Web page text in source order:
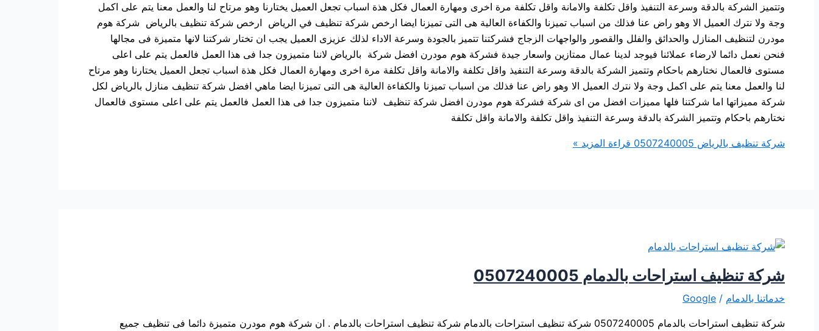
وتتميز الشركة بالدقة وسرعة التنفيذ واقل تكلفة والامانة واقل تكلفة مرة اخرى ومهارة العمال فكل هذة اسباب تجعل العميل يختارنا وهو مرتاح لنا والعمل معنا يتم على اكمل
وجة ولا نترك العميل الا وهو راض عنا فذلك من اسباب تميزنا والكفاءة العالية هى التى تميزنا ايضا ارخص شركة تنظيف في الرياض ارخص شركة تنظيف بالرياض شركة هوم
مودرن لتنظيف المنازل والحدائق والفلل والقصور والواجهات الزجاج فشركتنا تتميز بالجودة وسرعة الاداء لذلك عزيزى العميل يجب ان تختار شركتنا لانها متميزة فى مجالها
فنحن نعمل دائما لارضاء عملائنا فيوجد لدينا عمال ممتازين واسعار جيدة فشركة هوم مودرن افضل شركة بالرياض لاننا متميزون جدا فى هذا العمل فالعمل يتم على اعلى
مستوى فالعمال نختارهم باحكام وتتميز الشركة بالدقة وسرعة التنفيذ واقل تكلفة والامانة واقل تكلفة مرة اخرى ومهارة العمال فكل هذة اسباب تجعل العميل يختارنا وهو مرتاح
لنا والعمل معنا يتم على اكمل وجة ولا نترك العميل الا وهو راض عنا فذلك من اسباب تميزنا والكفاءة العالية هى التى تميزنا ايضا ماهي افضل شركة تنظيف منازل بالرياض لكل
شركة مميزاتها اما شركتنا فلها مميزات افضل من اى شركة فشركة هوم مودرن افضل شركة تنظيف لاننا متميزون جدا فى هذا العمل فالعمل يتم على اعلى مستوى فالعمال
نختارهم باحكام وتتميز الشركة بالدقة وسرعة التنفيذ واقل تكلفة والامانة واقل تكلفة
شركة تنظيف بالرياض 0507240005 قراءة المزيد »
شركة تنظيف استراحات بالدمام 0507240005
خدماتنا بالدمام /
Google
شركة تنظيف استراحات بالدمام 0507240005 شركة تنظيف استراحات بالدمام شركة تنظيف استراحات بالدمام . ان شركة هوم مودرن متميزة دائما فى تنظيف جميع